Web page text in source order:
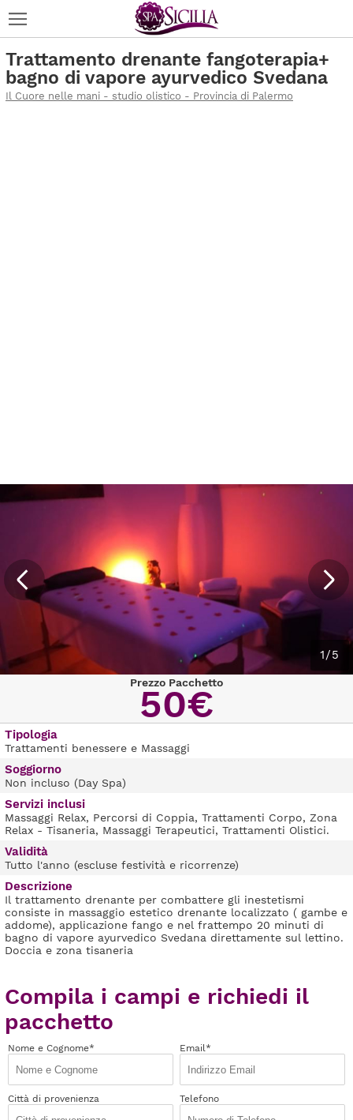
Trattamento drenante fangoterapia+
bagno di vapore ayurvedico Svedana
Il Cuore nelle mani - studio olistico - Provincia di Palermo
1/5
Prezzo Pacchetto
50€
Tipologia
Trattamenti benessere e Massaggi
Soggiorno
Non incluso (Day Spa)
Servizi inclusi
Massaggi Relax, Percorsi di Coppia, Trattamenti Corpo, Zona
Relax - Tisaneria, Massaggi Terapeutici, Trattamenti Olistici.
Validità
Tutto l'anno (escluse festività e ricorrenze)
Descrizione
Il trattamento drenante per combattere gli inestetismi
consiste in massaggio estetico drenante localizzato ( gambe e
addome), applicazione fango e nel frattempo 20 minuti di
bagno di vapore ayurvedico Svedana direttamente sul lettino.
Doccia e zona tisaneria
Compila i campi e richiedi il
pacchetto
Nome e Cognome* Email*
Città di provenienza Telefono